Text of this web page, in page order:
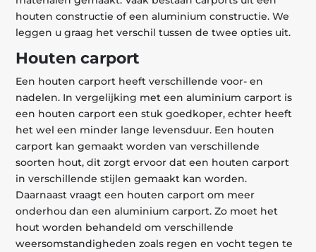
houten constructie of een aluminium constructie. We
leggen u graag het verschil tussen de twee opties uit.
Houten carport
Een houten carport heeft verschillende voor- en
nadelen. In vergelijking met een aluminium carport is
een houten carport een stuk goedkoper, echter heeft
het wel een minder lange levensduur. Een houten
carport kan gemaakt worden van verschillende
soorten hout, dit zorgt ervoor dat een houten carport
in verschillende stijlen gemaakt kan worden.
Daarnaast vraagt een houten carport om meer
onderhou dan een aluminium carport. Zo moet het
hout worden behandeld om verschillende
weersomstandigheden zoals regen en vocht tegen te